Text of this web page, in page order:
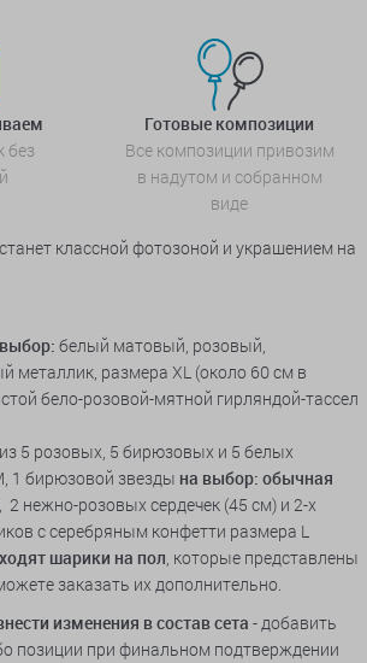
без
Готовые композиции
Все композиции привозим
в надутом и собранном
виде
классной фотозоной и украшением на
белый матовый, розовый,
металлик, размера XL (около 60 см в
бело-розовой-мятной гирляндой-тассел
из 5 розовых, 5 бирюзовых и 5 белых
1 бирюзовой звезды на выбор: обычная
2 нежно-розовых сердечек (45 см) и 2-х
с серебряным конфетти размера L
шарики на пол, которые представлены
заказать их дополнительно.
изменения в состав сета - добавить
позиции при финальном подтверждении